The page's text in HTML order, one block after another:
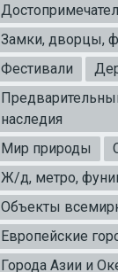
Замки, дворцы,
Фестивали
наследия
Мир природы
Ж/д, метро,
Объекты
Европейские
Города Азии и